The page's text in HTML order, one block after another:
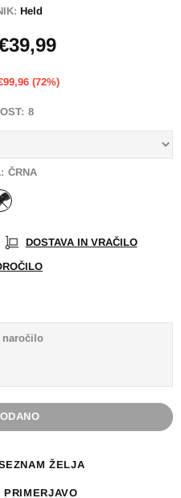
Held
(72%)
8
ČRNA
DOSTAVA IN VRAČILO
ŽELJA
PRIMERJAVO